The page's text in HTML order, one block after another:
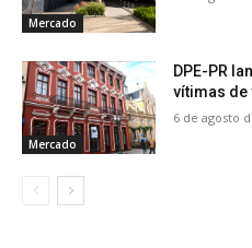
Mercado
Mercado
DPE-PR
vítimas
6 de agosto